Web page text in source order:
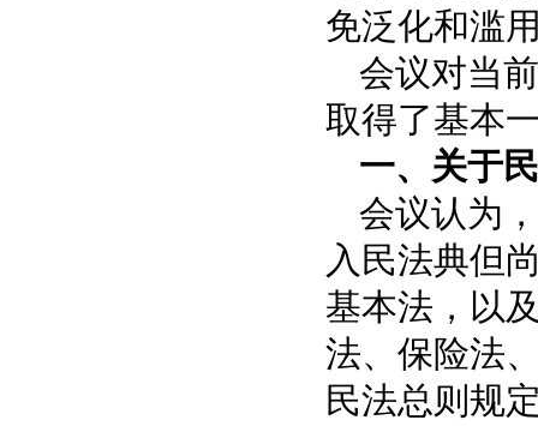
免泛化和滥
会议对当
取得了基本
一、关于
会议认为
入民法典但
基本法，以
法、保险法
民法总则规